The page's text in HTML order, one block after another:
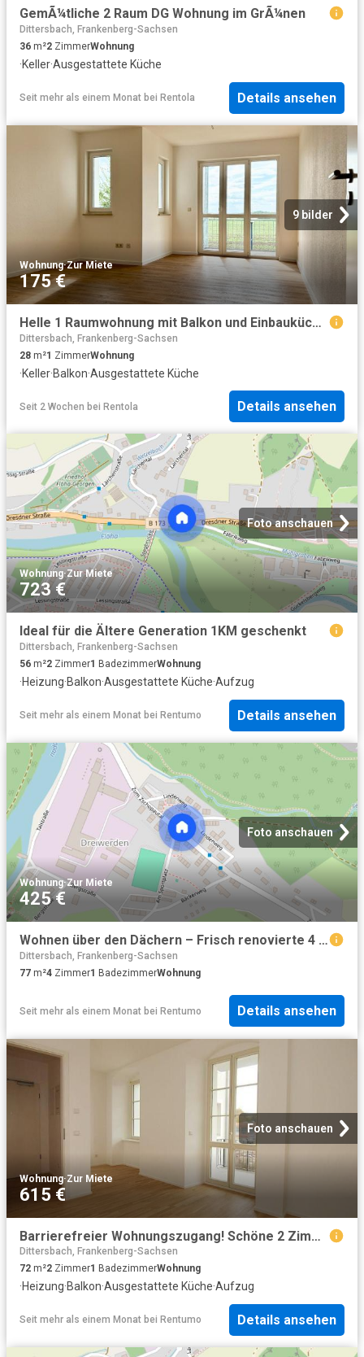
GemÃ¼tliche 2 Raum DG Wohnung im GrÃ¼nen
Dittersbach, Frankenberg-Sachsen
36 m²2 ZimmerWohnung
·Keller·Ausgestattete Küche
Seit mehr als einem Monat bei Rentola Details ansehen
9 bilder
Wohnung·Zur Miete
175 €
Helle 1 Raumwohnung mit Balkon und Einbauküche in Frankenberg mieten!
Dittersbach, Frankenberg-Sachsen
28 m²1 ZimmerWohnung
·Keller·Balkon·Ausgestattete Küche
Seit 2 Wochen bei Rentola Details ansehen
Foto anschauen
Wohnung·Zur Miete
723 €
Ideal für die Ältere Generation 1KM geschenkt
Dittersbach, Frankenberg-Sachsen
56 m²2 Zimmer1 BadezimmerWohnung
·Heizung·Balkon·Ausgestattete Küche·Aufzug
Seit mehr als einem Monat bei Rentumo Details ansehen
Foto anschauen
Wohnung·Zur Miete
425 €
Wohnen über den Dächern – Frisch renovierte 4 Raum Maisonette im Grünen
Dittersbach, Frankenberg-Sachsen
77 m²4 Zimmer1 BadezimmerWohnung
Seit mehr als einem Monat bei Rentumo Details ansehen
Foto anschauen
Wohnung·Zur Miete
615 €
Barrierefreier Wohnungszugang! Schöne 2 Zimmerwohnung in der Alten Baumwolle! EBK + Balkon + Blick zum Markt + Fußbodenheizung + offene Küche + Lift
Dittersbach, Frankenberg-Sachsen
72 m²2 Zimmer1 BadezimmerWohnung
·Heizung·Balkon·Ausgestattete Küche·Aufzug
Seit mehr als einem Monat bei Rentumo Details ansehen